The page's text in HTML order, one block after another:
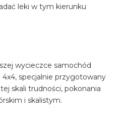
leki w tym kierunku
wycieczce samochód
specjalnie przygotowany
skali trudności, pokonania
i skalistym.